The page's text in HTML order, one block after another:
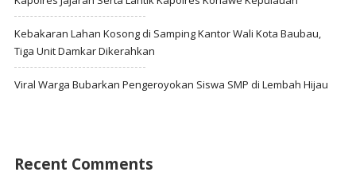
Kebakaran Lahan Kosong di Samping Kantor Wali Kota Baubau,
Tiga Unit Damkar Dikerahkan
Viral Warga Bubarkan Pengeroyokan Siswa SMP di Lembah Hijau
Recent Comments